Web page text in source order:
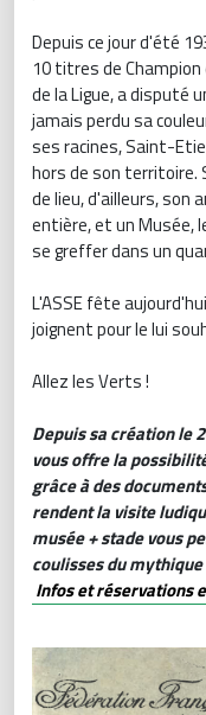
Depuis ce jour d'été
10 titres de Champion
de la Ligue, a disputé
jamais perdu sa
ses racines, Saint-
hors de son territoire.
de lieu, d'ailleurs, son
entière, et un Musée,
se greffer dans un
L'ASSE fête
joignent pour le lui
Allez les Verts !
Depuis sa création le
vous offre la
grâce à des
rendent la visite
musée + stade vous
coulisses du
Infos et réservations